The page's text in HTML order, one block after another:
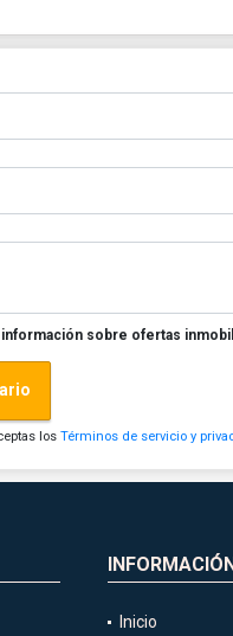
sobre ofertas
losTérminos de servicio y
Inicio